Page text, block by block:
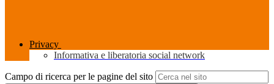
Privacy
Informativa e liberatoria social network
Campo di ricerca per le pagine del sito